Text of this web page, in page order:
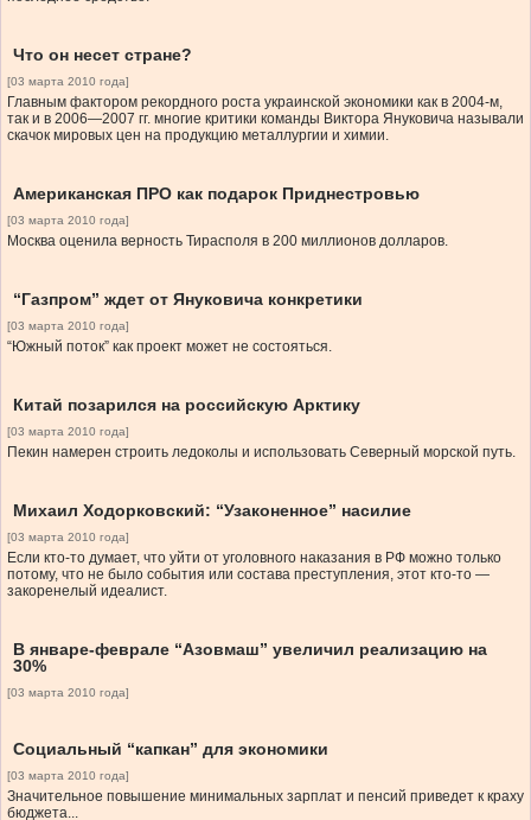
Что он несет стране?
[03 марта 2010 года]
Главным фактором рекордного роста украинской экономики как в 2004-м,
так и в 2006—2007 гг. многие критики команды Виктора Януковича называли
скачок мировых цен на продукцию металлургии и химии.
Американская ПРО как подарок Приднестровью
[03 марта 2010 года]
Москва оценила верность Тирасполя в 200 миллионов долларов.
“Газпром” ждет от Януковича конкретики
[03 марта 2010 года]
“Южный поток” как проект может не состояться.
Китай позарился на российскую Арктику
[03 марта 2010 года]
Пекин намерен строить ледоколы и использовать Северный морской путь.
Михаил Ходорковский: “Узаконенное” насилие
[03 марта 2010 года]
Если кто-то думает, что уйти от уголовного наказания в РФ можно только
потому, что не было события или состава преступления, этот кто-то —
закоренелый идеалист.
В январе-феврале “Азовмаш” увеличил реализацию на
30%
[03 марта 2010 года]
Социальный “капкан” для экономики
[03 марта 2010 года]
Значительное повышение минимальных зарплат и пенсий приведет к краху
бюджета...